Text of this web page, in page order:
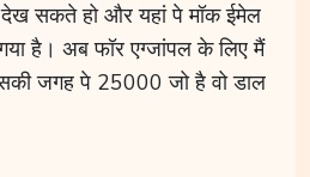
देख सकते हो और यहां पे मॉक ईमेल
है। अब फॉर एग्जांपल के लिए मैं
जगह पे 25000 जो है वो डाल